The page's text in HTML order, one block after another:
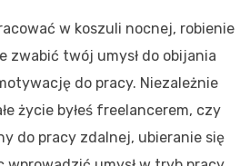
w koszuli nocnej, robienie
zwabić twój umysł do obijania
do pracy. Niezależnie
życie byłeś freelancerem, czy
do pracy zdalnej, ubieranie się